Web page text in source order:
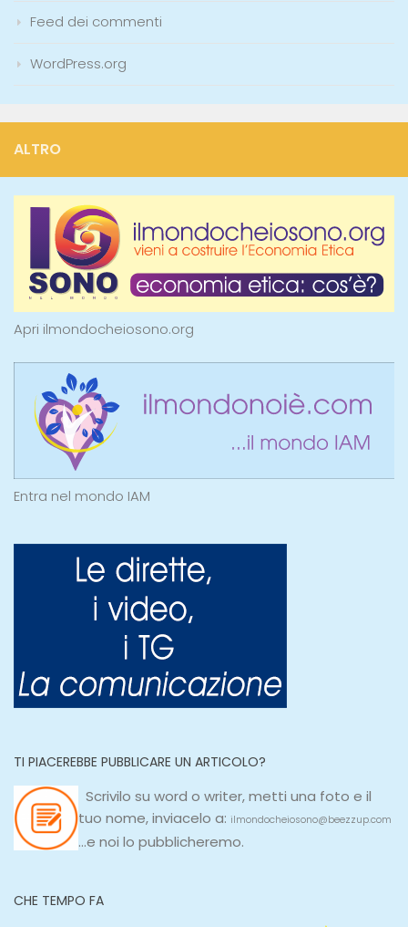
Feed dei commenti
WordPress.org
ALTRO
Apri ilmondocheiosono.org
Entra nel mondo IAM
TI PIACEREBBE PUBBLICARE UN ARTICOLO?
Scrivilo su word o writer, metti una foto e il
tuo nome, inviacelo a: ilmondocheiosono@beezzup.com
...e noi lo pubblicheremo.
CHE TEMPO FA